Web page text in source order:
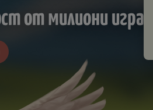
от милиони играчи!